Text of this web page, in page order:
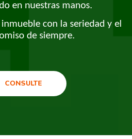
en nuestras manos.
con la seriedad y el
de siempre.
CONSULTE